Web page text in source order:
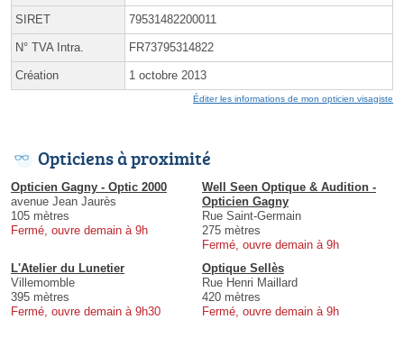
SIRET 79531482200011
N° TVA Intra. FR73795314822
Création 1 octobre 2013
Éditer les informations de mon opticien visagiste
Opticiens à proximité
Opticien Gagny - Optic 2000
avenue Jean Jaurès
105 mètres
Fermé, ouvre demain à 9h
Well Seen Optique & Audition -
Opticien Gagny
Rue Saint-Germain
275 mètres
Fermé, ouvre demain à 9h
L'Atelier du Lunetier
Villemomble
395 mètres
Fermé, ouvre demain à 9h30
Optique Sellès
Rue Henri Maillard
420 mètres
Fermé, ouvre demain à 9h